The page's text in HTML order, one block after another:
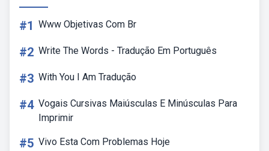
#1 Www Objetivas Com Br
#2 Write The Words - Tradução Em Português
#3 With You I Am Tradução
#4 Vogais Cursivas Maiúsculas E Minúsculas Para
Imprimir
#5 Vivo Esta Com Problemas Hoje